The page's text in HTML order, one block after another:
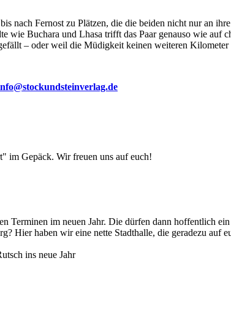
nach Fernost zu Plätzen, die die beiden nicht nur an
wie Buchara und Lhasa trifft das Paar genauso wie auf
– oder weil die Müdigkeit keinen weiteren
im Gepäck. Wir freuen uns auf euch!
Terminen im neuen Jahr. Die dürfen dann hoffentlich
Hier haben wir eine nette Stadthalle, die geradezu auf
ins neue Jahr